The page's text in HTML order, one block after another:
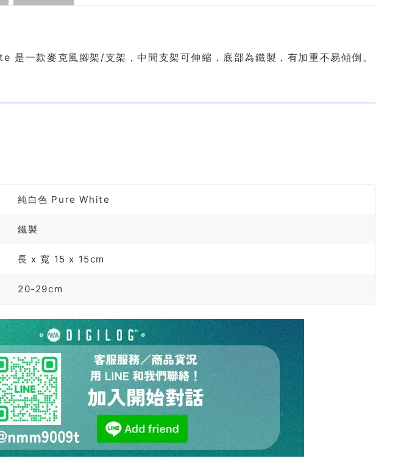
一款麥克風腳架/支架，中間支架可伸縮，底部為鐵製，有加重不易傾倒。
純白色 Pure White
鐵製
長 x 寬 15 x 15cm
20-29cm